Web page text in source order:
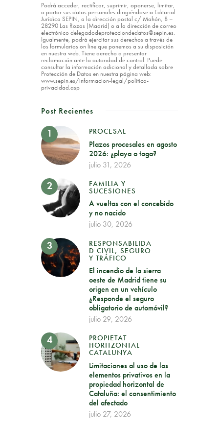
Podrá acceder, rectificar, suprimir, oponerse, limitar,
o portar sus datos personales dirigiéndose a Editorial
Jurídica SEPIN, a la dirección postal c/ Mahón, 8 –
28290 Las Rozas (Madrid) o a la dirección de correo
electrónico delegadodeprotecciondedatos@sepin.es.
Igualmente, podrá ejercitar sus derechos a través de
los formularios on line que ponemos a su disposición
en nuestra web. Tiene derecho a presentar
reclamación ante la autoridad de control. Puede
consultar la información adicional y detallada sobre
Protección de Datos en nuestra página web:
www.sepin.es/informacion-legal/politica-
privacidad.asp
Post Recientes
PROCESAL
Plazos procesales en agosto
2026: ¿playa o toga?
julio 31, 2026
FAMILIA Y
SUCESIONES
A vueltas con el concebido
y no nacido
julio 30, 2026
RESPONSABILIDA
D CIVIL, SEGURO
Y TRÁFICO
El incendio de la sierra
oeste de Madrid tiene su
origen en un vehículo
¿Responde el seguro
obligatorio de automóvil?
julio 29, 2026
PROPIETAT
HORITZONTAL
CATALUNYA
Limitaciones al uso de los
elementos privativos en la
propiedad horizontal de
Cataluña: el consentimiento
del afectado
julio 27, 2026